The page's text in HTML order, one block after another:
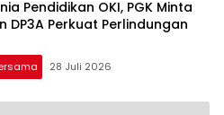
Pendidikan OKI, PGK Minta
DP3A Perkuat Perlindungan
28 Juli 2026